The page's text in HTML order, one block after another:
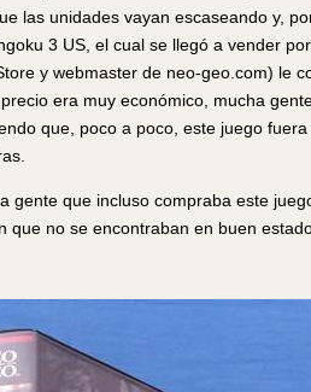
las unidades vayan escaseando y,
3 US, el cual se llegó a vender
y webmaster de neo-geo.com) le
era muy económico, mucha
que, poco a poco, este juego
gente que incluso compraba este
que no se encontraban en buen